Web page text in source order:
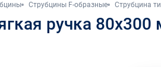
Струбцины F-образные Струбцина
ручка 80х300